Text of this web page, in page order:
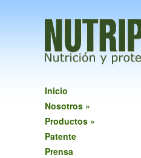
Inicio
Nosotros »
Productos »
Patente
Prensa